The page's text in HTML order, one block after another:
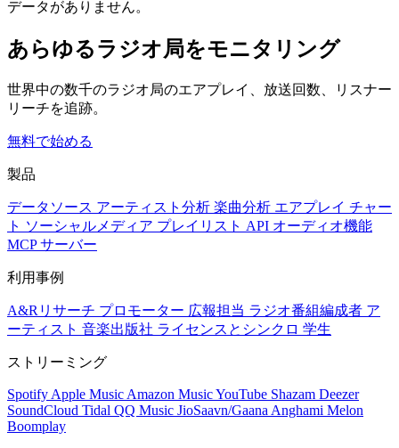
データがありません。
あらゆるラジオ局をモニタリング
世界中の数千のラジオ局のエアプレイ、放送回数、リスナー
リーチを追跡。
無料で始める
製品
データソース アーティスト分析 楽曲分析 エアプレイ チャー
ト ソーシャルメディア プレイリスト API オーディオ機能
MCP サーバー
利用事例
A&Rリサーチ プロモーター 広報担当 ラジオ番組編成者 ア
ーティスト 音楽出版社 ライセンスとシンクロ 学生
ストリーミング
Spotify Apple Music Amazon MusicYouTube Shazam Deezer
SoundCloud Tidal QQ Music JioSaavn/Gaana Anghami Melon
Boomplay